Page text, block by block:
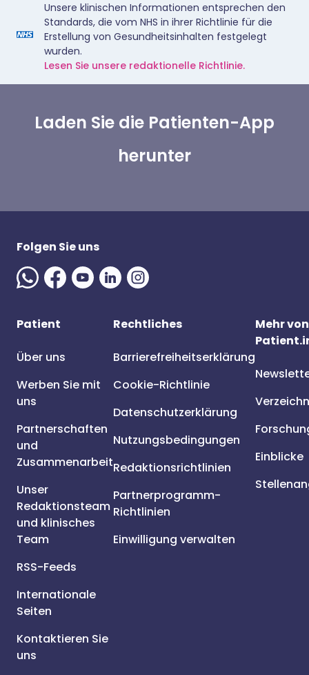
Unsere klinischen Informationen entsprechen den
Standards, die vom NHS in ihrer Richtlinie für die
Erstellung von Gesundheitsinhalten festgelegt
wurden.
Lesen Sie unsere redaktionelle Richtlinie.
Laden Sie die Patienten-App
herunter
Folgen Sie uns
Patient
Über uns
Werben Sie mit
uns
Partnerschaften
und
Zusammenarbeit
Unser
Redaktionsteam
und klinisches
Team
RSS-Feeds
Internationale
Seiten
Kontaktieren Sie
uns
Rechtliches
Barrierefreiheitserklärung
Cookie-Richtlinie
Datenschutzerklärung
Nutzungsbedingungen
Redaktionsrichtlinien
Partnerprogramm-
Richtlinien
Einwilligung verwalten
Mehr von
Einblicke